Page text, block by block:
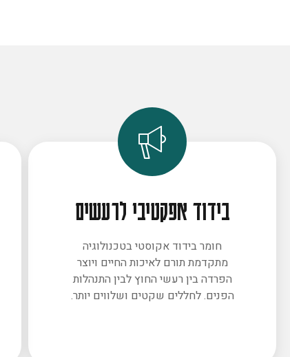
בידוד אפקטיבי לרעשים
חומר בידוד אקוסטי בטכנולוגיה
מתקדמת תורם לאיכות החיים ויוצר
הפרדה בין רעשי החוץ לבין התנהלות
הפנים. לחללים שקטים ושלווים יותר.